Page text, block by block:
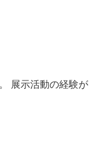
展示活動の経験が